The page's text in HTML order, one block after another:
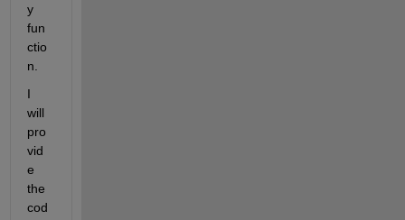
y
fun
ctio
n.
I
will
pro
vid
e
the
cod